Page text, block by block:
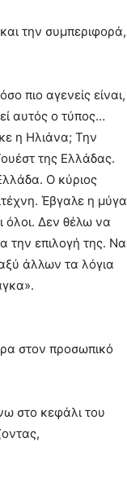
την συμπεριφορά,
πιο αγενείς είναι,
αυτός ο τύπος…
η Ηλιάνα; Την
της Ελλάδας.
Ο κύριος
Έβγαλε η μύγα
όλοι. Δεν θέλω να
την επιλογή της. Να
άλλων τα λόγια
στον προσωπικό
στο κεφάλι του